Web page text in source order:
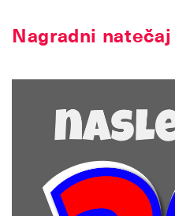
Nagradni